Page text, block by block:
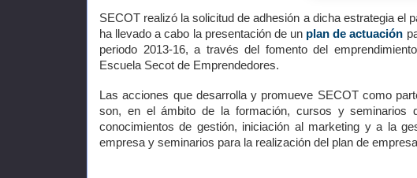
SECOT realizó la solicitud de adhesión a dicha estrategia
ha llevado a cabo la presentación de un plan de actuación
periodo 2013-16, a través del fomento del
Escuela Secot de Emprendedores.
Las acciones que desarrolla y promueve SECOT como
son, en el ámbito de la formación, cursos y seminarios
conocimientos de gestión, iniciación al marketing y a la
empresa y seminarios para la realización del plan de